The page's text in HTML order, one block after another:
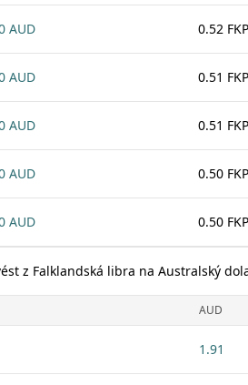
AUD 0.52 FKP
AUD 0.51 FKP
AUD 0.51 FKP
AUD 0.50 FKP
AUD 0.50 FKP
z Falklandská libra na Australský
AUD
1.91